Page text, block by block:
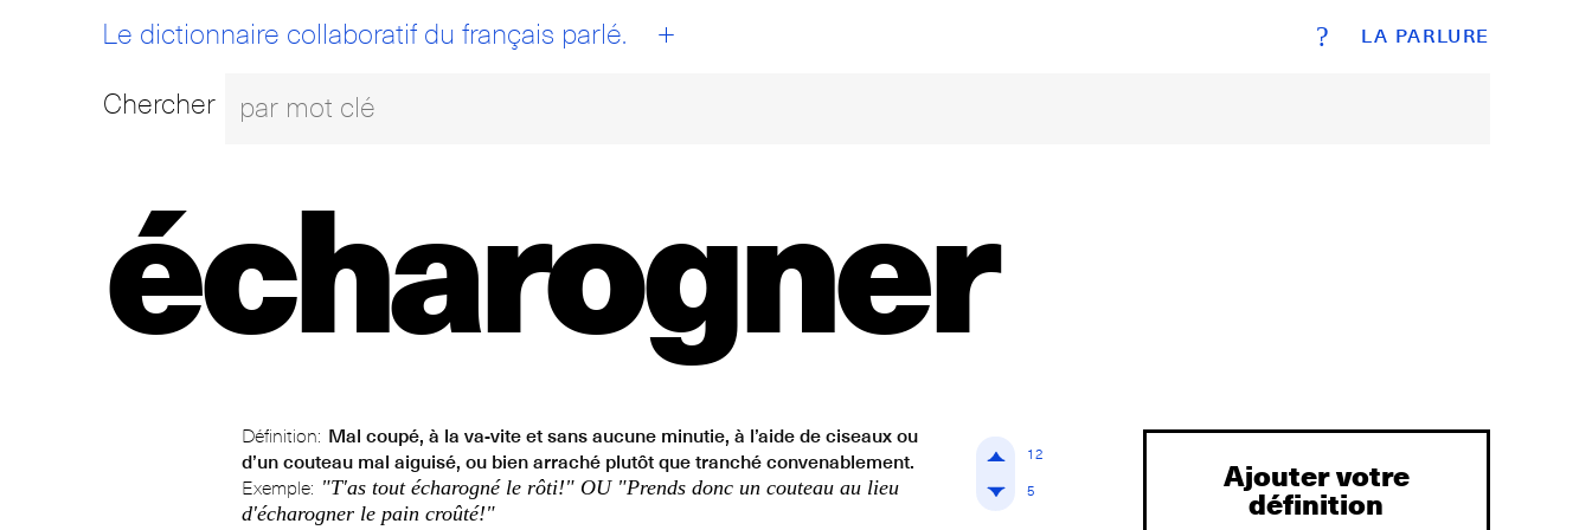
LA PARLURE
Le dictionnaire collaboratif du français parlé. + ?
Chercher
écharogner
Définition: Mal coupé, à la va-vite et sans aucune minutie, à l’aide de ciseaux ou
d’un couteau mal aiguisé, ou bien arraché plutôt que tranché convenablement.
Exemple: "T'as tout écharogné le rôti!" OU "Prends donc un couteau au lieu
d'écharogner le pain croûté!"
12
5
Ajouter votre
définition